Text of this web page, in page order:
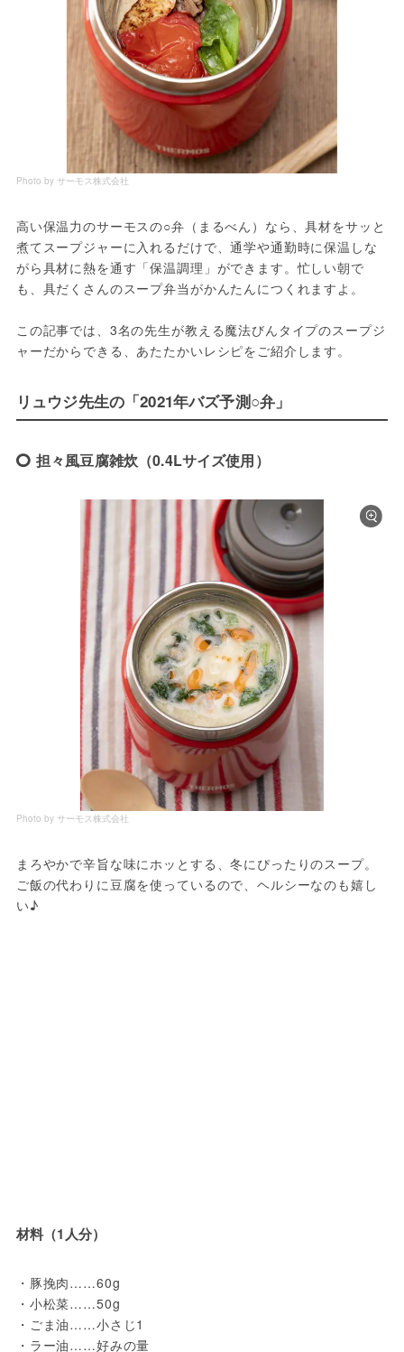
Photo by サーモス株式会社
高い保温力のサーモスの○弁（まるべん）なら、具材をサッと
煮てスープジャーに入れるだけで、通学や通勤時に保温しな
がら具材に熱を通す「保温調理」ができます。忙しい朝で
も、具だくさんのスープ弁当がかんたんにつくれますよ。
この記事では、3名の先生が教える魔法びんタイプのスープジ
ャーだからできる、あたたかいレシピをご紹介します。
リュウジ先生の「2021年バズ予測○弁」
担々風豆腐雑炊（0.4Lサイズ使用）
Photo by サーモス株式会社
まろやかで辛旨な味にホッとする、冬にぴったりのスープ。
ご飯の代わりに豆腐を使っているので、ヘルシーなのも嬉し
い♪
材料（1人分）
・豚挽肉……60g
・小松菜……50g
・ごま油……小さじ1
・ラー油……好みの量